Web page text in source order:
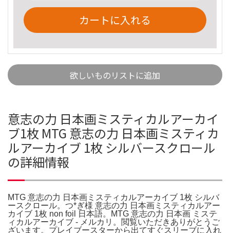
カートに入れる
欲しいものリストに追加
意志の力 日本画ミスティカルアーカイ
ブ1枚 MTG 意志の力 日本画ミスティカ
ルアーカイブ 1枚 シルバースクロール
の詳細情報
MTG 意志の力 日本画ミスティカルアーカイブ 1枚 シルバ
ースクロール。つ*ぎ様 意志の力 日本画ミスティカルアー
カイブ 1枚 non foil 日本語。MTG 意志の力 日本画 ミステ
ィカルアーカイブ - メルカリ。閲覧いただきありがとうご
ざいます。プレイブースターから出てすぐスリーブに入れ